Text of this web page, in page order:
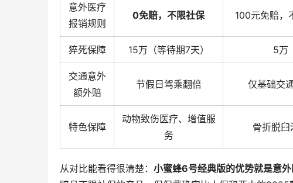
意外医疗
报销规则
0免赔，不限社保 100元免赔，
猝死保障 15万（等待期7天） 5万
交通意外
额外赔
节假日驾乘翻倍 仅基础交
特色保障
动物致伤医疗、增值服
务
骨折脱臼
从对比能看得很清楚： 小蜜蜂6号经典版的优势就是意